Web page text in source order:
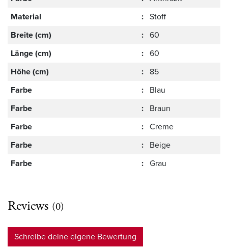
Material
: Stoff
Breite (cm)
: 60
Länge (cm)
: 60
Höhe (cm)
: 85
Farbe
: Blau
Farbe
: Braun
Farbe
: Creme
Farbe
: Beige
Farbe
: Grau
Reviews (0)
Schreibe deine eigene Bewertung